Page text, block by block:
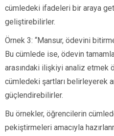
cümledeki ifadeleri bir araya
geliştirebilirler.
Örnek 3: “Mansur, ödevini
Bu cümlede ise, ödevin
arasındaki ilişkiyi analiz etmek
cümledeki şartları belirleyerek
güçlendirebilirler.
Bu örnekler, öğrencilerin
pekiştirmeleri amacıyla